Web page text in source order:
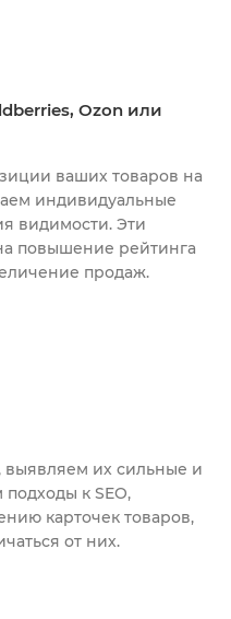
Ozon или
ваших товаров на
индивидуальные
видимости. Эти
повышение рейтинга
продаж.
выявляем их сильные и
к SEO,
карточек товаров,
от них.